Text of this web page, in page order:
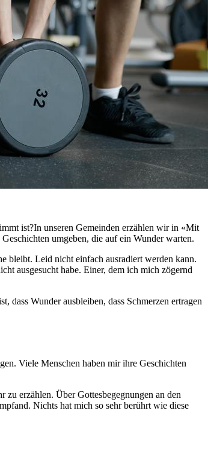
ist?In unseren Gemeinden erzählen wir in «Mit
umgeben, die auf ein Wunder warten.
bleibt. Leid nicht einfach ausradiert werden kann.
ausgesucht habe. Einer, dem ich mich zögernd
Wunder ausbleiben, dass Schmerzen ertragen
Viele Menschen haben mir ihre Geschichten
zu erzählen. Über Gottesbegegnungen an den
Nichts hat mich so sehr berührt wie diese